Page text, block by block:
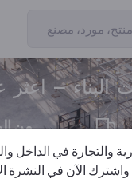
البناء –
من
والتجارة في الداخل